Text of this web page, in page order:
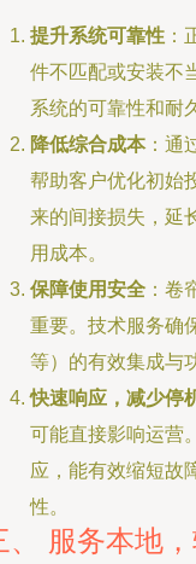
提升系统可靠性 ：
件不匹配或安装不
系统的可靠性和耐
降低综合成本：通
帮助客户优化初始
来的间接损失，延
用成本。
保障使用安全 ：卷
重要。技术服务确
等）的有效集成与
快速响应，减少停
可能直接影响运营
应，能有效缩短故
性。
、 服务本地